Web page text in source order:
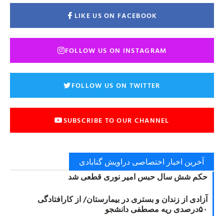
LIKE US ON FACEBOOK
FOLLOW US ON INSTAGRAM
FOLLOW US ON TWITTER
SUBSCRIBE TO OUR CHANNEL
آخرین اخبار اختصاصی دراویش گنابادی
حکم شش سال حبس امیر نوری قطعی شد
آزادی از زندان و بستری در بیمارستان/ از کارافتادگی
۵۰درصدی ریه مصطفی دانشجو